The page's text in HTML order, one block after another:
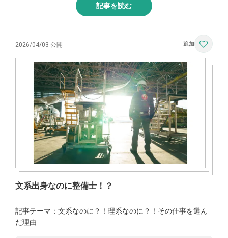
記事を読む
2026/04/03 公開
文系出身なのに整備士！？
記事テーマ：文系なのに？！理系なのに？！その仕事を選ん
だ理由